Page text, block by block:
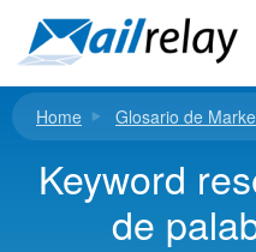
contenido
Home Glosario de
Keyword
de